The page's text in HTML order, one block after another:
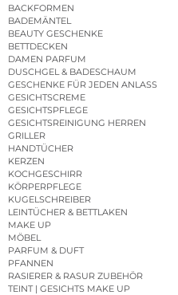
BACKFORMEN
BADEMÄNTEL
BEAUTY GESCHENKE
BETTDECKEN
DAMEN PARFUM
DUSCHGEL & BADESCHAUM
GESCHENKE FÜR JEDEN ANLASS
GESICHTSCREME
GESICHTSPFLEGE
GESICHTSREINIGUNG HERREN
GRILLER
HANDTÜCHER
KERZEN
KOCHGESCHIRR
KÖRPERPFLEGE
KUGELSCHREIBER
LEINTÜCHER & BETTLAKEN
MAKE UP
MÖBEL
PARFUM & DUFT
PFANNEN
RASIERER & RASUR ZUBEHÖR
TEINT | GESICHTS MAKE UP